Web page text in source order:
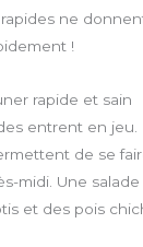
ne
!
rapide et sain
entrent en
de se
midi. Une
et des pois